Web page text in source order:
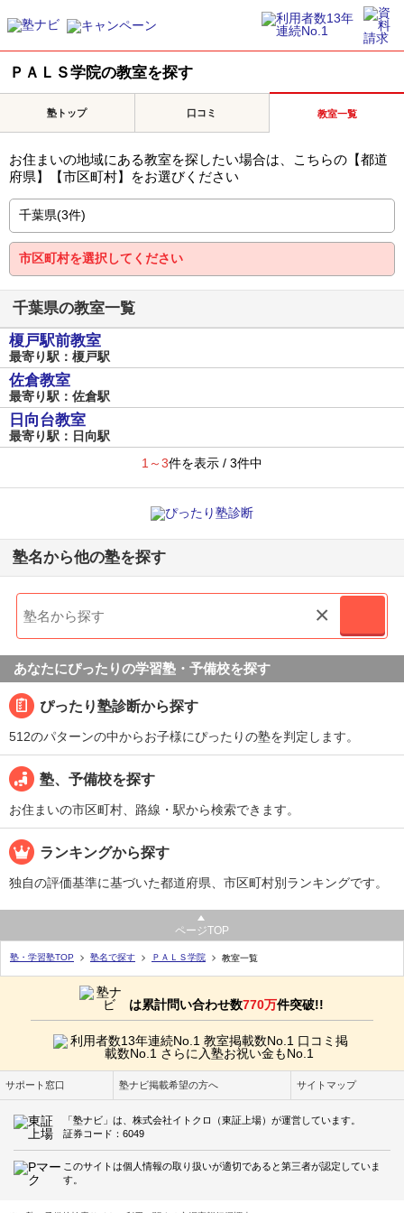
ＰＡＬＳ学院の教室を探す
塾トップ 口コミ 教室一覧
お住まいの地域にある教室を探したい場合は、こちらの【都道
府県】【市区町村】をお選びください
千葉県の教室一覧
榎戸駅前教室
最寄り駅：榎戸駅
佐倉教室
最寄り駅：佐倉駅
日向台教室
最寄り駅：日向駅
1～3件を表示 / 3件中
塾名から他の塾を探す
×
あなたにぴったりの学習塾・予備校を探す
ぴったり塾診断から探す
512のパターンの中からお子様にぴったりの塾を判定します。
塾、予備校を探す
お住まいの市区町村、路線・駅から検索できます。
ランキングから探す
独自の評価基準に基づいた都道府県、市区町村別ランキングです。
ページTOP
塾・学習塾TOP 塾名で探す ＰＡＬＳ学院 教室一覧
は累計問い合わせ数770万件突破!!
サポート窓口 塾ナビ掲載希望の方へ サイトマップ
「塾ナビ」は、株式会社イトクロ（東証上場）が運営しています。
証券コード：6049
このサイトは個人情報の取り扱いが適切であると第三者が認定していま
す。